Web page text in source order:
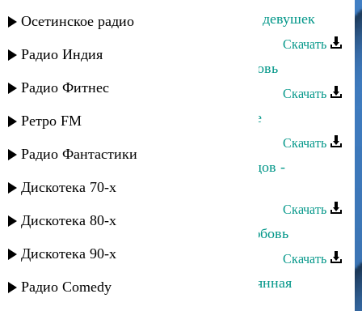
Осетинское радио
Радио Индия
Радио Фитнес
Ретро FM
Радио Фантастики
Дискотека 70-х
Дискотека 80-х
Дискотека 90-х
Радио Comedy
Саид Магомедов - Про грузинских девушек
Скачать
Руслан Магомедов - Безумная любовь
Скачать
Саид Магомедов - Тоска по Родине
Скачать
Зарема Гаджиева и Махач Магомедов -
Восточная любовь
Скачать
Рашид Магомедов - Верни мою любовь
Скачать
Магомедзапир Магомедов - Безымянная